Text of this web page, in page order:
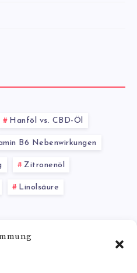
Hanföl vs. CBD-Öl
B6 Nebenwirkungen
Zitronenöl
Linolsäure